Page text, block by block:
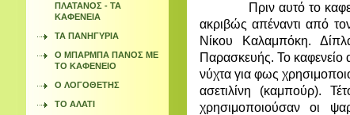
Πριν αυτό το
ακριβώς απέναντι από
Νίκου Καλαμπόκη.
Παρασκευής. Το καφενείο
νύχτα για φως
ασετιλίνη (καμπούρ).
χρησιμοποιούσαν οι
ΠΛΑΤΑΝΟΣ - ΤΑ
ΚΑΦΕΝΕΙΑ
ΤΑ ΠΑΝΗΓΥΡΙΑ
Ο ΜΠΑΡΜΠΑ ΠΑΝΟΣ ΜΕ
ΤΟ ΚΑΦΕΝΕΙΟ
Ο ΛΟΓΟΘΕΤΗΣ
ΤΟ ΑΛΑΤΙ